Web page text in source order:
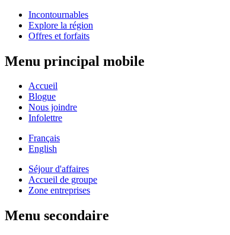
Incontournables
Explore la région
Offres et forfaits
Menu principal mobile
Accueil
Blogue
Nous joindre
Infolettre
Français
English
Séjour d'affaires
Accueil de groupe
Zone entreprises
Menu secondaire